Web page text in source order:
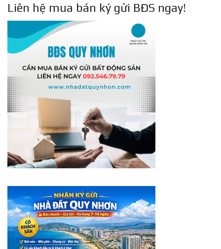
Liên hệ mua bán ký gửi BĐS ngay!